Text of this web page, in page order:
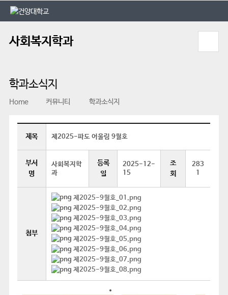
본문 바로가기
대메뉴 바로가기
사회복지학과
학과소식지
Home 커뮤니티 학과소식지
제목 제2025-파도 어울림 9월호
부서
명
사회복지학
과
등록
일
2025-12-
15
조
회
283
1
첨부
제2025-9월호_01.png
제2025-9월호_02.png
제2025-9월호_03.png
제2025-9월호_04.png
제2025-9월호_05.png
제2025-9월호_06.png
제2025-9월호_07.png
제2025-9월호_08.png